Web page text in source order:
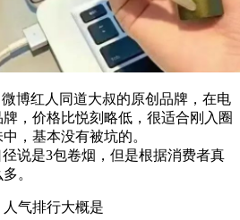
博红人同道大叔的原创品牌，在电
，价格比悦刻略低，很适合刚入圈
，基本没有被坑的。
说是3包卷烟，但是根据消费者真
。
气排行大概是